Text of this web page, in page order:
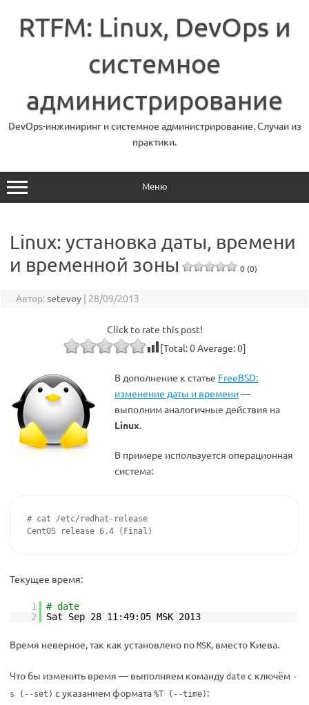
содержимому
RTFM: Linux, DevOps и
системное
администрирование
DevOps-инжиниринг и системное администрирование. Случаи из
практики.
Меню
Linux: установка даты, времени
и временной зоны
0 (0)
Автор:setevoy | 28/09/2013
Click to rate this post!
[Total:0Average:0]
В дополнение к статье FreeBSD:
изменение даты и времени—
выполним аналогичные действия на
Linux.
В примере используется операционная
система:
# cat /etc/redhat-release
CentOS release 6.4 (Final)
Текущее время:
1
# date
2
Sat Sep 28 11:49:05 MSK 2013
Время неверное, так как установлено по MSK, вместо Киева.
Что бы изменить время — выполняем команду date с ключём -
s (--set) с указанием формата %T (--time) :